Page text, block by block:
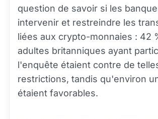
question de savoir si les
intervenir et restreindre les
liées aux crypto-monnaies : 42
adultes britanniques ayant
l'enquête étaient contre de
restrictions, tandis qu'environ
étaient favorables.